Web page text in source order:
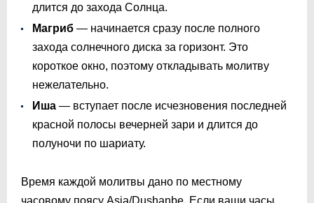
длится до захода Солнца.
Магриб — начинается сразу после полного
захода солнечного диска за горизонт. Это
короткое окно, поэтому откладывать молитву
нежелательно.
Иша — вступает после исчезновения последней
красной полосы вечерней зари и длится до
полуночи по шариату.
Время каждой молитвы дано по местному
часовому поясу Asia/Dushanbe. Если ваши часы